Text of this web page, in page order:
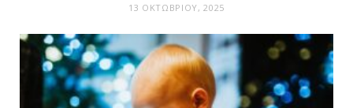
13 ΟΚΤΩΒΡΊΟΥ, 2025